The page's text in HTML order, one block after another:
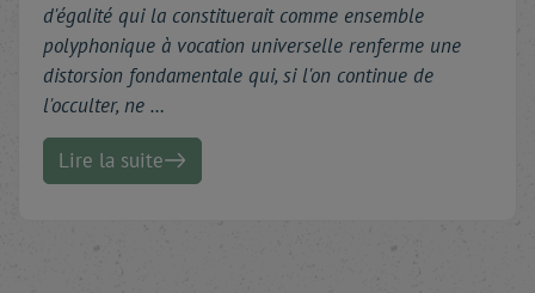
d'égalité qui la constituerait comme ensemble
polyphonique à vocation universelle renferme une
distorsion fondamentale qui, si l'on continue de
l'occulter, ne …
Lire la suite